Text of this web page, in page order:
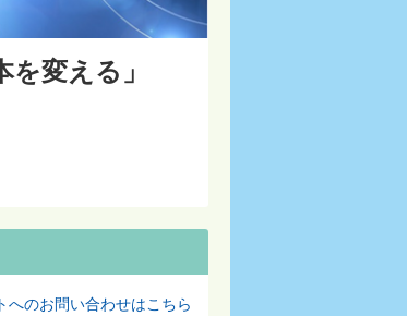
変える」
へのお問い合わせはこちら